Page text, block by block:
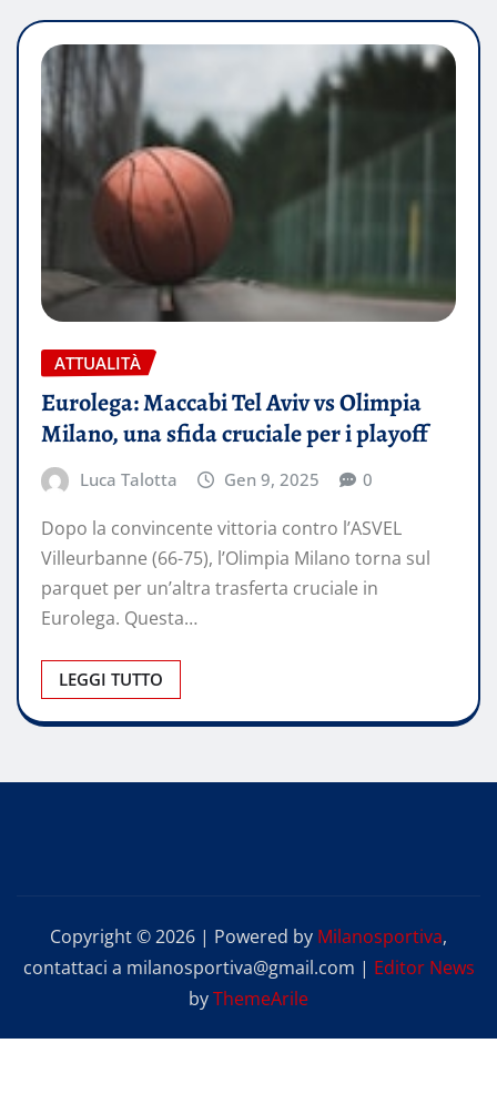
ATTUALITÀ
Eurolega: Maccabi Tel Aviv vs Olimpia
Milano, una sfida cruciale per i playoff
Luca Talotta Gen 9, 2025 0
Dopo la convincente vittoria contro l’ASVEL
Villeurbanne (66-75), l’Olimpia Milano torna sul
parquet per un’altra trasferta cruciale in
Eurolega. Questa…
LEGGI TUTTO
Copyright © 2026 | Powered by Milanosportiva,
contattaci a milanosportiva@gmail.com | Editor News
byThemeArile